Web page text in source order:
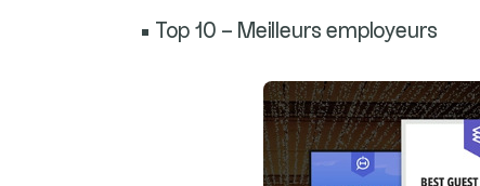
• Top 10 – Meilleurs employeurs